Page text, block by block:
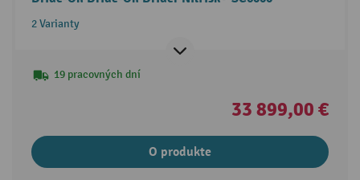
2 Varianty
19 pracovných dní
33 899,00 €
O produkte